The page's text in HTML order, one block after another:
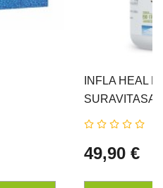
INFLA HEAL
49,90 €